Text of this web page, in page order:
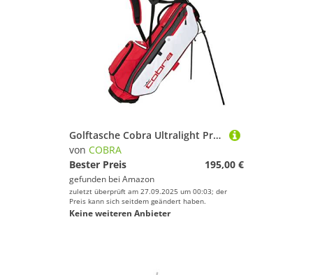
Golftasche Cobra Ultralight Pro Stand
von COBRA
Bester Preis
195,00 €
gefunden bei Amazon
zuletzt überprüft am 27.09.2025 um 00:03; der
Preis kann sich seitdem geändert haben.
Keine weiteren Anbieter